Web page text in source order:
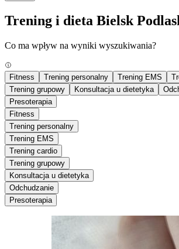
Trening i dieta Bielsk
Co ma wpływ na wyniki wyszukiwania?
Fitness Trening personalny Trening EMS
Trening grupowy
Konsultacja u dietetyka
Presoterapia
Fitness
Trening personalny
Trening EMS
Trening cardio
Trening grupowy
Konsultacja u dietetyka
Odchudzanie
Presoterapia